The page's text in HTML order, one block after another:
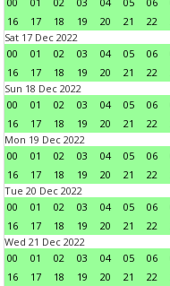
16
17 18 19 20 21 22
Sat 17 Dec 2022
00
01 02 03 04 05 06
16
17 18 19 20 21 22
Sun 18 Dec 2022
00
01 02 03 04 05 06
16
17 18 19 20 21 22
Mon 19 Dec 2022
00
01 02 03 04 05 06
16
17 18 19 20 21 22
Tue 20 Dec 2022
00
01 02 03 04 05 06
16
17 18 19 20 21 22
Wed 21 Dec 2022
00
01 02 03 04 05 06
16
17 18 19 20 21 22